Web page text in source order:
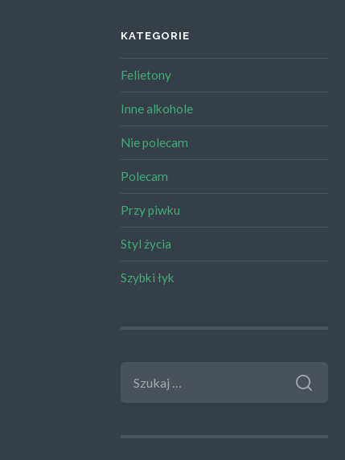
KATEGORIE
Felietony
Inne alkohole
Nie polecam
Polecam
Przy piwku
Styl życia
Szybki łyk